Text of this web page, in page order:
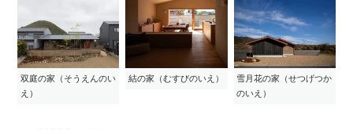
双庭の家（そうえんのい
え）
結の家（むすびのいえ）
雪月花の家（せつげつか
のいえ）